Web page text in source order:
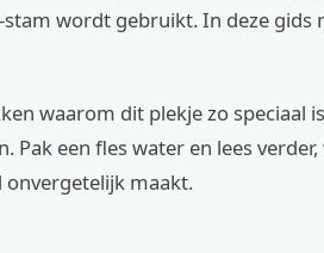
stam wordt gebruikt. In deze gids
waarom dit plekje zo speciaal
Pak een fles water en lees
onvergetelijk maakt.